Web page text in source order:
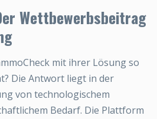
Wettbewerbsbeitrag
mit ihrer Lösung so
Die Antwort liegt in der
von technologischem
Bedarf. Die Plattform